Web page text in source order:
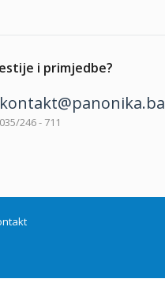
i primjedbe?
kontakt@panonika.ba
035/246 - 711